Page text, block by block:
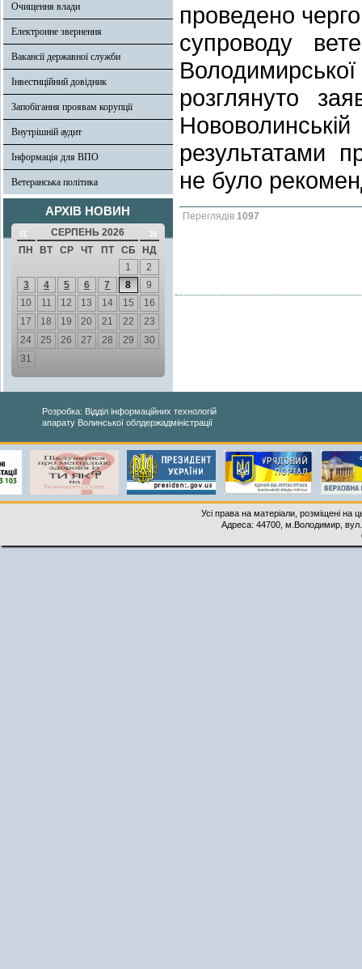
Очищення влади
Електронне звернення
Вакансії державної служби
Інвестиційний довідник
Запобігання проявам корупції
Внутрішній аудит
Інформація для ВПО
Ветеранська політика
АРХІВ НОВИН
« СЕРПЕНЬ 2026 »
ПН ВТ СР ЧТ ПТ СБ
НД
1
2
3
4 5 6 7 8
9
10
11 12 13 14 15
16
17
18 19 20 21 22
23
24
25 26 27 28 29
30
31
проведено
супроводу
розглянуто
результатами
не було
Переглядів 1097
Розробка: Відділ інформаційних технологій
апарату Волинської облдержадміністрації
Усі права на матеріали, розміщені на
Адреса: 44700, м.Володимир,